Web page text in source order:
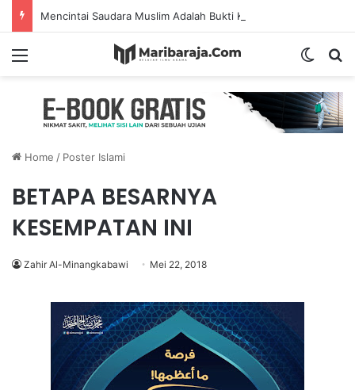
Home / Poster Islami
BETAPA BESARNYA
KESEMPATAN INI
Zahir Al-Minangkabawi Mei 22, 2018